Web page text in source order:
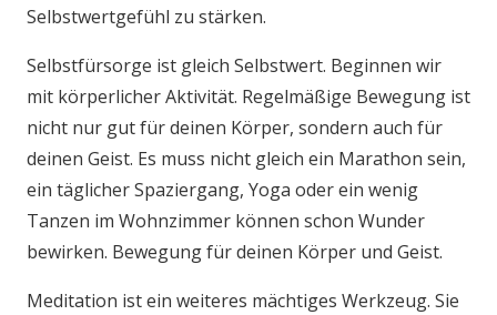
Selbstwertgefühl zu stärken.
Selbstfürsorge ist gleich Selbstwert. Beginnen wir
mit körperlicher Aktivität. Regelmäßige Bewegung ist
nicht nur gut für deinen Körper, sondern auch für
deinen Geist. Es muss nicht gleich ein Marathon sein,
ein täglicher Spaziergang, Yoga oder ein wenig
Tanzen im Wohnzimmer können schon Wunder
bewirken. Bewegung für deinen Körper und Geist.
Meditation ist ein weiteres mächtiges Werkzeug. Sie